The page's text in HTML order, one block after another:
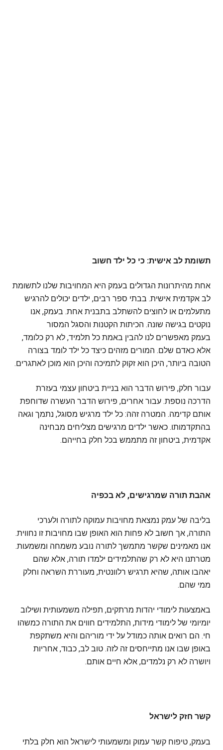
תשומת לב אישית: כי כל ילד חשוב
אחת מהיתרונות הגדולים בעמק היא המחויבות שלנו לתשומת
לב אקדמית אישית. בבתי ספר רבים, ילדים יכולים להרגיש
מתעלמים או לחוצים להשתלב בתבנית אחת. בעמק, אנו
נוקטים בגישה שונה. הכיתות הקטנות והסגל המסור
בעמק מאפשרים לנו להבין באמת כל תלמיד, לא רק כלומד,
אלא כאדם שלם. המורים מזהים כיצד כל ילד לומד בצורה
הטובה ביותר, היכן הוא זקוק לתמיכה והיכן הוא מוכן לאתגרים.
עבור חלק, פירוש הדבר הוא בניית ביטחון עצמי בעזרת
הדרכה נוספת. עבור אחרים, פירוש הדבר העשרה שדוחפת
אותם קדימה. המטרה זהה: כל ילד מרגיש מסוגל, נתמך וגאה
בהתקדמותו. כאשר ילדים מרגישים מצליחים מבחינה
אקדמית, ביטחון זה מתממש בכל חלק בחייהם.
אהבת תורה שמרגישים, לא בכפיה
בליבה של עמק נמצאת מחויבות עמוקה לתורה ולערכי
התורה, אך חשוב לא פחות הוא האופן שבו מחויבות זו נחווית.
אנו מאמינים שקשר מתמשך לתורה נובע משמחה ומשמעות.
מטרתנו היא לא רק שהתלמידים ילמדו תורה, אלא שהם
יאהבו אותה, שהיא תרגיש רלוונטית, מעוררת השראה וחלק
ממי שהם.
באמצעות לימודי יהדות מרתקים, תפילה משמעותית ושילוב
יומיומי של לימודי מידות, התלמידים חווים את התורה כמשהו
חי. הם רואים אותה כמודל על ידי מוריהם והיא משתקפת
באופן שבו אנו מתייחסים זה לזה. טוב לב, כבוד, אחריות
ויושרה לא רק נלמדים, אלא חיים אותם.
קשר חזק לישראל
בעמק, טיפוח קשר עמוק ומשמעותי לישראל הוא חלק בלתי